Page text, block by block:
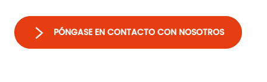
PÓNGASE EN CONTACTO CON NOSOTROS